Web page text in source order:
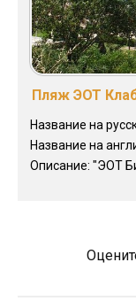
Пляж ЭОТ
Название на
Название на
Описание: "ЭОТ